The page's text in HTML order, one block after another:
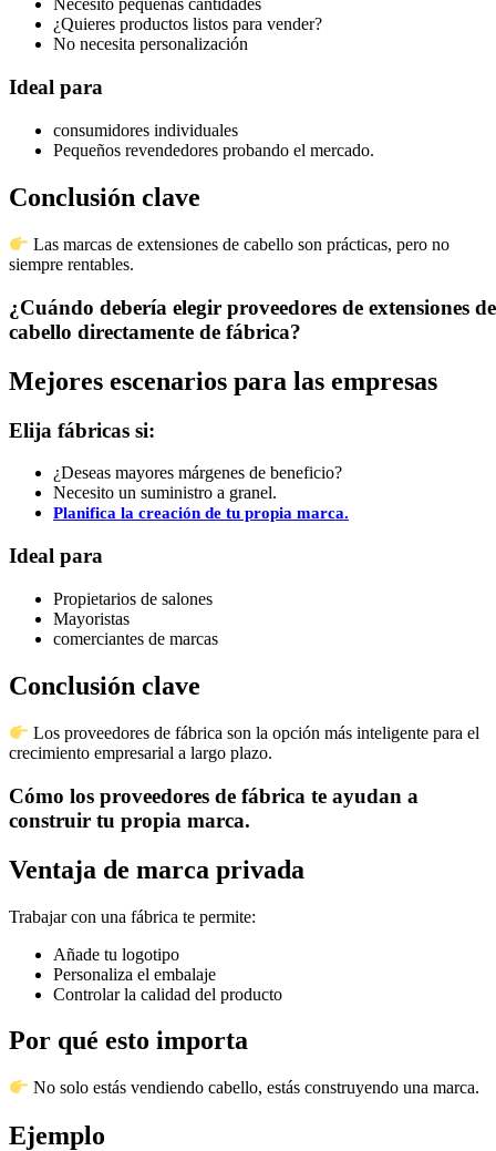
Necesito pequeñas cantidades
¿Quieres productos listos para vender?
No necesita personalización
Ideal para
consumidores individuales
Pequeños revendedores probando el mercado.
Conclusión clave
Las marcas de extensiones de cabello son prácticas, pero no
siempre rentables.
¿Cuándo debería elegir proveedores de extensiones de
cabello directamente de fábrica?
Mejores escenarios para las empresas
Elija fábricas si:
¿Deseas mayores márgenes de beneficio?
Necesito un suministro a granel.
Planifica la creación de tu propia marca.
Ideal para
Propietarios de salones
Mayoristas
comerciantes de marcas
Conclusión clave
Los proveedores de fábrica son la opción más inteligente para el
crecimiento empresarial a largo plazo.
Cómo los proveedores de fábrica te ayudan a
construir tu propia marca.
Ventaja de marca privada
Trabajar con una fábrica te permite:
Añade tu logotipo
Personaliza el embalaje
Controlar la calidad del producto
Por qué esto importa
No solo estás vendiendo cabello, estás construyendo una marca.
Ejemplo